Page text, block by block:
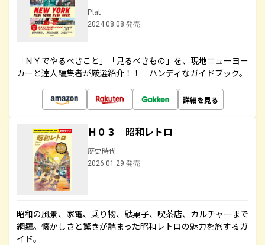
Plat
2024.08.08 発売
「ＮＹでやるべきこと」「見るべきもの」を、現地ニューヨー
カーと達人編集者が厳選紹介！！ ハンディなガイドブック。
詳細を見る
Ｈ０３ 昭和レトロ
歴史時代
2026.01.29 発売
昭和の風景、家電、乗り物、駄菓子、喫茶店、カルチャーまで
網羅。懐かしさと驚きが詰まった昭和レトロの魅力を旅するガ
イド。